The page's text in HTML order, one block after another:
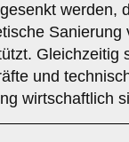
werden,
Sanierung
Gleichzeitig
und
wirtschaftlich